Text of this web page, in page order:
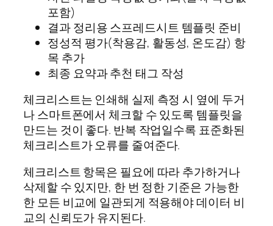
포함)
결과 정리용 스프레드시트 템플릿 준비
정성적 평가(착용감, 활동성, 온도감) 항
목 추가
최종 요약과 추천 태그 작성
체크리스트는 인쇄해 실제 측정 시 옆에 두거
나 스마트폰에서 체크할 수 있도록 템플릿을
만드는 것이 좋다. 반복 작업일수록 표준화된
체크리스트가 오류를 줄여준다.
체크리스트 항목은 필요에 따라 추가하거나
삭제할 수 있지만, 한 번 정한 기준은 가능한
한 모든 비교에 일관되게 적용해야 데이터 비
교의 신뢰도가 유지된다.